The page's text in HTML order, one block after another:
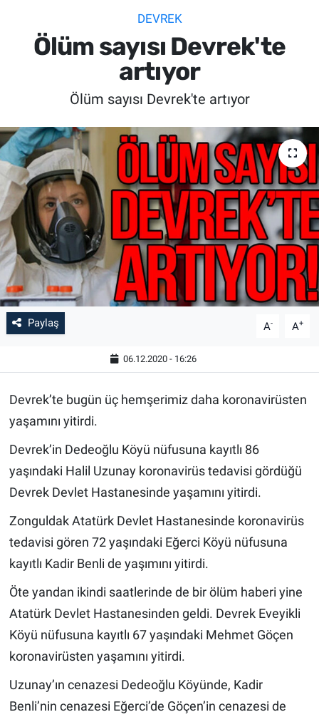
DEVREK
Ölüm sayısı Devrek'te
artıyor
Ölüm sayısı Devrek'te artıyor
Paylaş A- A+
06.12.2020 - 16:26
Devrek’te bugün üç hemşerimiz daha koronavirüsten
yaşamını yitirdi.
Devrek’in Dedeoğlu Köyü nüfusuna kayıtlı 86
yaşındaki Halil Uzunay koronavirüs tedavisi gördüğü
Devrek Devlet Hastanesinde yaşamını yitirdi.
Zonguldak Atatürk Devlet Hastanesinde koronavirüs
tedavisi gören 72 yaşındaki Eğerci Köyü nüfusuna
kayıtlı Kadir Benli de yaşımını yitirdi.
Öte yandan ikindi saatlerinde de bir ölüm haberi yine
Atatürk Devlet Hastanesinden geldi. Devrek Eveyikli
Köyü nüfusuna kayıtlı 67 yaşındaki Mehmet Göçen
koronavirüsten yaşamını yitirdi.
Uzunay’ın cenazesi Dedeoğlu Köyünde, Kadir
Benli’nin cenazesi Eğerci’de Göçen’in cenazesi de
SAĞLIK